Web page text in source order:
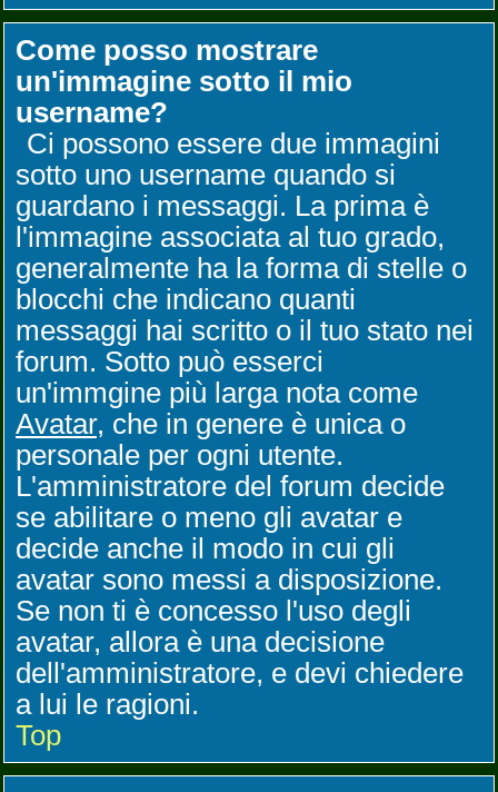
Come posso mostrare
un'immagine sotto il mio
username?
Ci possono essere due immagini
sotto uno username quando si
guardano i messaggi. La prima è
l'immagine associata al tuo grado,
generalmente ha la forma di stelle o
blocchi che indicano quanti
messaggi hai scritto o il tuo stato nei
forum. Sotto può esserci
un'immgine più larga nota come
Avatar, che in genere è unica o
personale per ogni utente.
L'amministratore del forum decide
se abilitare o meno gli avatar e
decide anche il modo in cui gli
avatar sono messi a disposizione.
Se non ti è concesso l'uso degli
avatar, allora è una decisione
dell'amministratore, e devi chiedere
a lui le ragioni.
Top